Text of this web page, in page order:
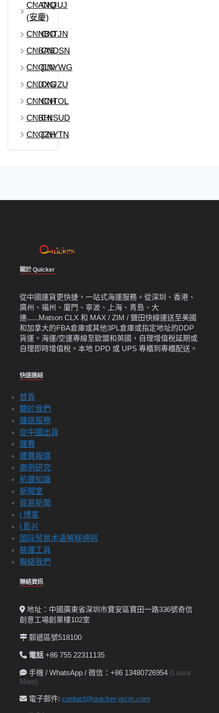
CNANQ
(安慶)
CNJUJ
CNNBO
CNTJN
CNBASCNDSN
CNQLNCNYWG
CNDXG
CNJZU
CNNCHCNTOL
CNBHICNSUD
CNQZHCNYTN
關於 Quicker
從中國運貨更快捷，一站式海運服務。從深圳、香港、
廣州、福州、廈門、寧波、上海、青島、大
連......Matson CLX 和 MAX / ZIM / 鹽田快線運送至美國
和加拿大的FBA倉庫或其他3PL倉庫或指定地址的DDP
貨運。海運/空運專線至歐盟和英國，自理增值稅延期或
自理即時增值稅。本地 DPD 或 UPS 專櫃到專櫃配送。
快速連結
首頁
關於我們
運送服務
從中國出貨
運費
運費報價
案例研究
航運知識
新聞室
貿易新聞
| 博客
| 影片
国际贸易术语解释通则
裝運工具
聯絡我們
聯絡資訊
地址：中國廣東省深圳市寶安區寶田一路336號奇信
創意工場創業樓102室
郵遞區號518100
電話 +86 755 22311135
手機 / WhatsApp / 微信：+86 13480726954 (Laura
Miao)
電子郵件: contact@quicker-iscm.com